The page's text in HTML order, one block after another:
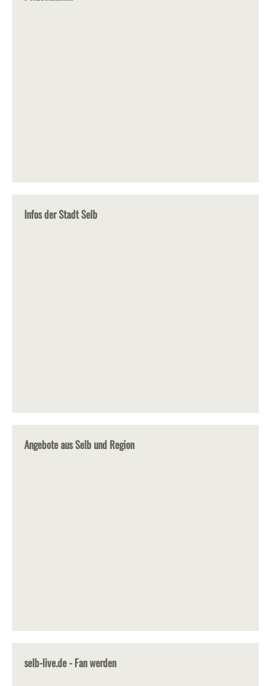
Infos der Stadt Selb
Angebote aus Selb und Region
selb-live.de - Fan werden